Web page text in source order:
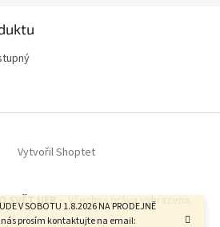
V SOBOTU 1.8.2026 NA PRODEJNĚ
nás prosím kontaktujte na email:
Vytvořil Shoptet
SVĚT HER - . Všechna práva vyhrazena.